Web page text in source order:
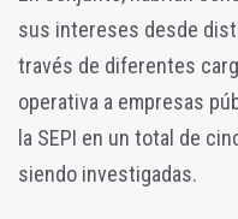
sus intereses desde
través de diferentes
operativa a empresas
la SEPI en un total de
siendo investigadas.